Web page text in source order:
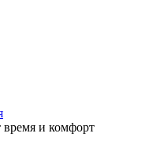
время и комфорт